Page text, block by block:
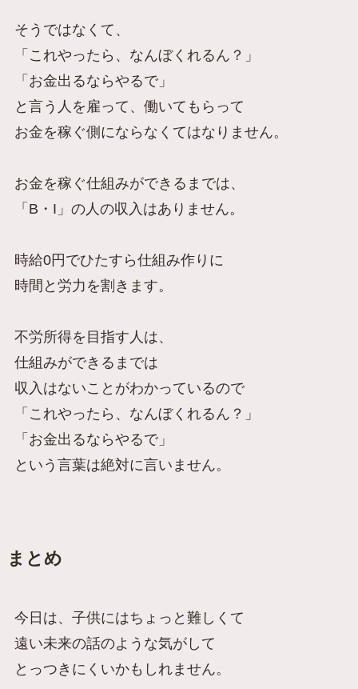
そうではなくて、
「これやったら、なんぼくれるん？」
「お金出るならやるで」
と言う人を雇って、働いてもらって
お金を稼ぐ側にならなくてはなりません。
お金を稼ぐ仕組みができるまでは、
「B・I」の人の収入はありません。
時給0円でひたすら仕組み作りに
時間と労力を割きます。
不労所得を目指す人は、
仕組みができるまでは
収入はないことがわかっているので
「これやったら、なんぼくれるん？」
「お金出るならやるで」
という言葉は絶対に言いません。
まとめ
今日は、子供にはちょっと難しくて
遠い未来の話のような気がして
とっつきにくいかもしれません。